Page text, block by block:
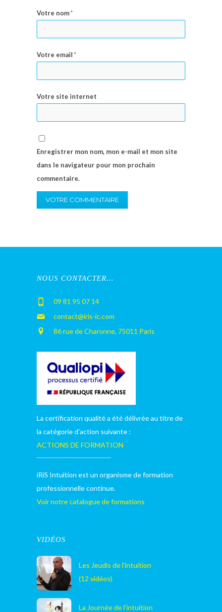
Votre nom*
Votre email*
Votre site internet
Enregistrer mon nom, mon e-mail et mon site
dans le navigateur pour mon prochain
commentaire.
NOUS CONTACTER…
09 81 95 07 14
contact@iris-ic.com
86 rue de Charonne, 75011 Paris
La certification qualité a été délivrée au titre de
la catégorie d'action suivante :
ACTIONS DE FORMATION
iRiS Intuition est un organisme de formation
professionnelle continue.
Voir notre catalogue de formations
VIDÉOS
Les Jeudis de l'intuition
(12 vidéos)
La Journée de l'intuition